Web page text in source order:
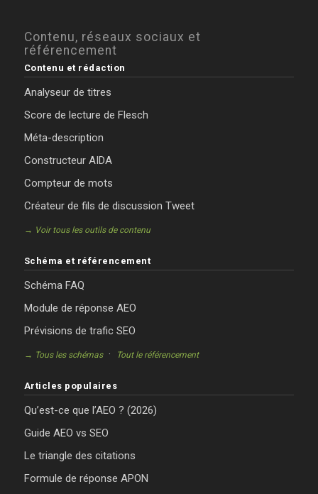
Contenu, réseaux sociaux et
référencement
Contenu et rédaction
Analyseur de titres
Score de lecture de Flesch
Méta-description
Constructeur AIDA
Compteur de mots
Créateur de fils de discussion Tweet
→ Voir tous les outils de contenu
Schéma et référencement
Schéma FAQ
Module de réponse AEO
Prévisions de trafic SEO
→ Tous les schémas· Tout le référencement
Articles populaires
Qu’est-ce que l’AEO ? (2026)
Guide AEO vs SEO
Le triangle des citations
Formule de réponse APON